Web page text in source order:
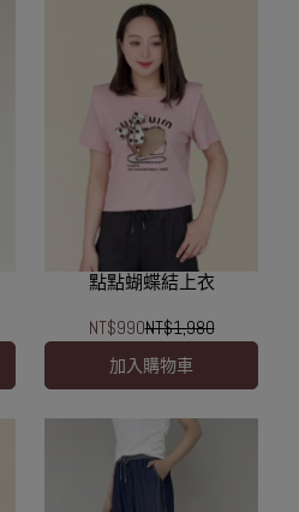
點點蝴蝶結上衣
NT$990NT$1,980
加入購物車